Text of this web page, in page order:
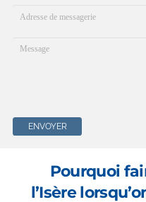
ENVOYER
Pourquoi
l’Isère